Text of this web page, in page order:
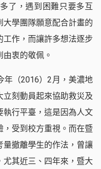
了，遇到困難只要多互
學團隊願意配合計畫的
作，而讓許多想法逐步
衷的敬佩。
年（2016）2月，美濃地
刻動員起來協助救災及
執行平臺，這是因為人文
受到校方重視。而在暨
量撤離學生的作法，曾讓
其近三、四年來，暨大